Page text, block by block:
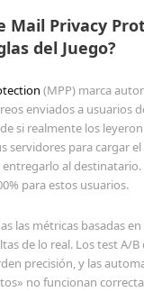
Mail Privacy
del Juego?
(MPP) marca
enviados a usuarios
si realmente los
servidores para cargar
al destinatario.
para estos usuarios.
las métricas basadas
de lo real. Los test A/
precisión, y las
no funcionan